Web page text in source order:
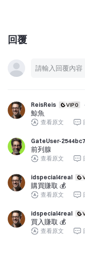
回覆
ReisReis ·
鯨魚
查看原文
GateUser-
前列腺
查看原文
idspecial4real
購買賺取 💰️
查看原文
idspecial4real
買入賺取 💰️
查看原文